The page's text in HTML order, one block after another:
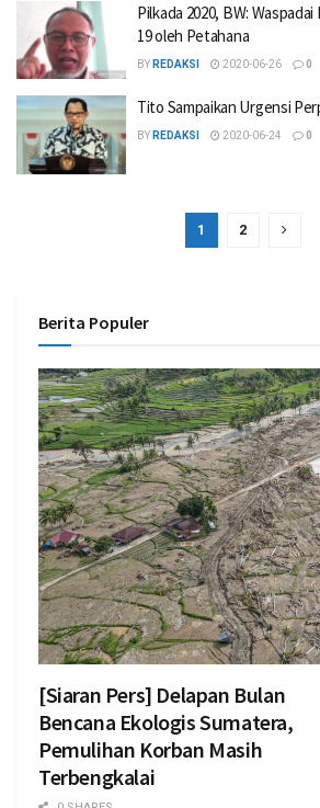
Pilkada 2020, BW:
19 oleh Petahana
BY REDAKSI 2020-06-26 0
Tito Sampaikan Urgensi
BY REDAKSI 2020-06-24 0
1 2
Berita Populer
[Siaran Pers] Delapan Bulan
Bencana Ekologis Sumatera,
Pemulihan Korban Masih
Terbengkalai